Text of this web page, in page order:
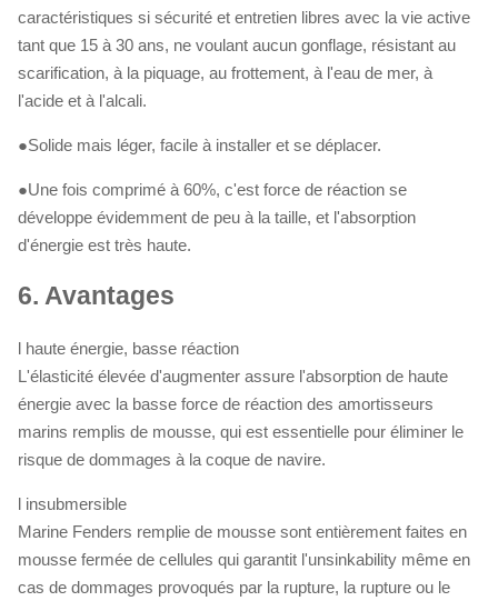
caractéristiques si sécurité et entretien libres avec la vie active
tant que 15 à 30 ans, ne voulant aucun gonflage, résistant au
scarification, à la piquage, au frottement, à l'eau de mer, à
l'acide et à l'alcali.
●Solide mais léger, facile à installer et se déplacer.
●Une fois comprimé à 60%, c'est force de réaction se
développe évidemment de peu à la taille, et l'absorption
d'énergie est très haute.
6. Avantages
l haute énergie, basse réaction
L'élasticité élevée d'augmenter assure l'absorption de haute
énergie avec la basse force de réaction des amortisseurs
marins remplis de mousse, qui est essentielle pour éliminer le
risque de dommages à la coque de navire.
l insubmersible
Marine Fenders remplie de mousse sont entièrement faites en
mousse fermée de cellules qui garantit l'unsinkability même en
cas de dommages provoqués par la rupture, la rupture ou le